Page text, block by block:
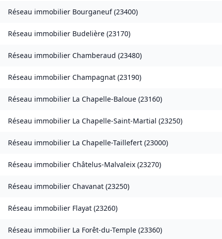
Réseau immobilier Bourganeuf(23400)
Réseau immobilier Budelière (23170)
Réseau immobilier Chamberaud (23480)
Réseau immobilier Champagnat (23190)
Réseau immobilier La Chapelle-Baloue (23160)
Réseau immobilier La Chapelle-Saint-Martial (23250)
Réseau immobilier La Chapelle-Taillefert (23000)
Réseau immobilier Châtelus-Malvaleix (23270)
Réseau immobilier Chavanat (23250)
Réseau immobilier Flayat (23260)
Réseau immobilier La Forêt-du-Temple (23360)